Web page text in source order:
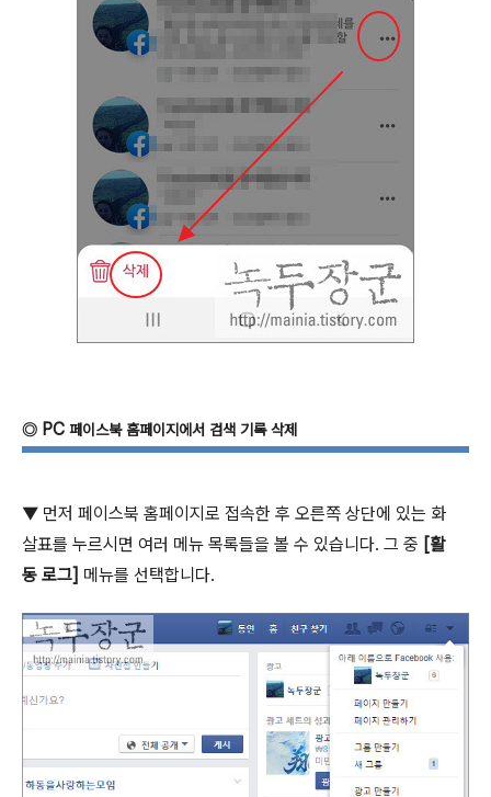
◎ PC 페이스북 홈페이지에서 검색 기록 삭제
▼ 먼저 페이스북 홈페이지로 접속한 후 오른쪽 상단에 있는 화
살표를 누르시면 여러 메뉴 목록들을 볼 수 있습니다. 그 중 [활
동 로그] 메뉴를 선택합니다.